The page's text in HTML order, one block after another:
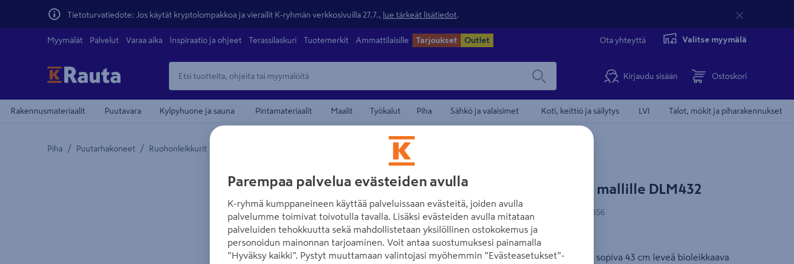
Tietoturvatiedote: Jos käytät kryptolompakkoa ja vierailit K-ryhmän verkkosivuilla 27.7., lue tärkeät lisätiedot
Myymälät Palvelut Varaa aika Inspiraatio ja ohjeet Terassilaskuri Tuotemerkit Ammattilaisille Tarjoukset Outlet Ota yhteyttä Valitse myymälä
Kirjaudu sisään Ostoskori
Rakennusmateriaalit Puutavara Kylpyhuone ja sauna Pintamateriaalit Maalit Työkalut Piha Sähkö ja valaisimet Koti, keittiö ja säilytys LVI Talot, mökit ja piharakennukset
Piha / Puutarhakoneet / Ruohonleikkurit
Yksityiskohtainen kuvaus löytyy Tuotteen kuvaus -maamerkistä
Veitsiterä Makita 43cm bio mallille DLM432
Tuotenumero 502233113 EAN-koodi 88381557856
5.0 1 arvostelu
Akkukäyttöiseen ruohonleikkuriin DLM432 sopiva 43 cm leveä bioleikkaava
Parempaa palvelua evästeiden avulla
K-ryhmä kumppaneineen käyttää palveluissaan evästeitä, joiden avulla
palvelumme toimivat toivotulla tavalla. Lisäksi evästeiden avulla mitataan
palveluiden tehokkuutta sekä mahdollistetaan yksilöllinen ostokokemus ja
personoidun mainonnan tarjoaminen. Voit antaa suostumuksesi painamalla
”Hyväksy kaikki”. Pystyt muuttamaan valintojasi myöhemmin ”Evästeasetukset”-